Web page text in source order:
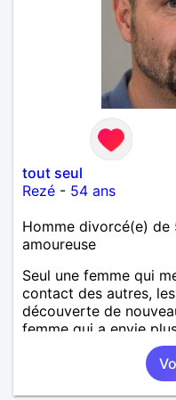
tout seul
Rezé - 54 ans
Homme divorcé(e) de
amoureuse
Seul une femme qui
contact des autres,
découverte de
femme qui a envie